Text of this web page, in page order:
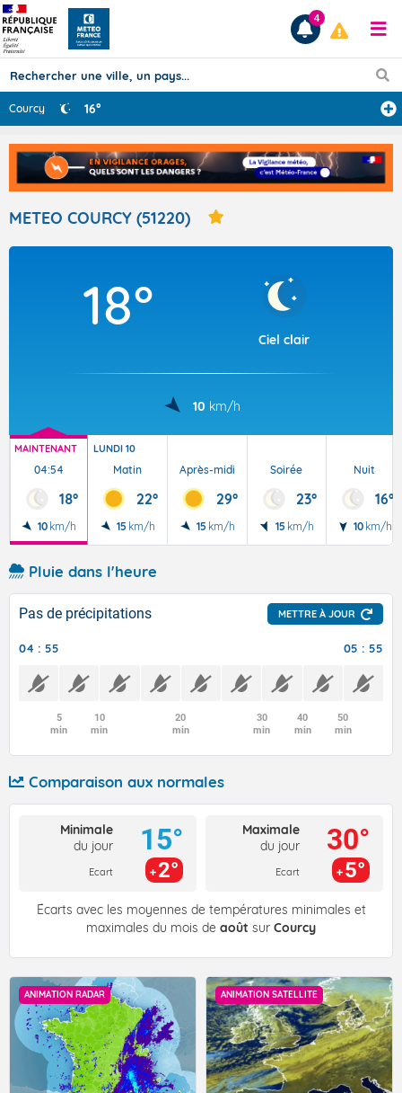
Prévisions
TOUS LES RÉSULTATS
Articles
4
Courcy 16°
METEO COURCY (51220)
18°
Ciel clair
10 km/h
MAINTENANT
04:54
18°
10 km/h
LUNDI 10
Matin
22°
15 km/h
Après-midi
29°
15 km/h
Soirée
23°
15 km/h
Nuit
16°
10 km/h
Pluie dans l'heure
Pas de précipitations METTRE À JOUR
04 : 55 05 : 55
5
min
10
min
20
min
30
min
40
min
50
min
Comparaison aux normales
Minimale
du jour
Ecart
15°
2°
Maximale
du jour
Ecart
30°
5°
Écarts avec les moyennes de températures minimales et
maximales du mois de août sur Courcy
ANIMATION RADAR ANIMATION SATELLITE